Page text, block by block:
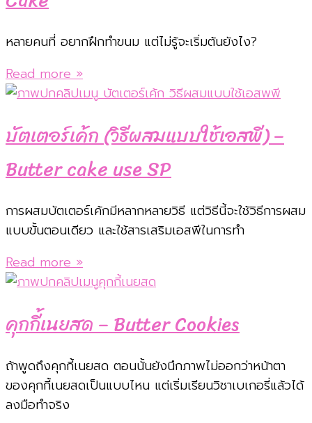
หลายคนที่ อยากฝึกทำขนม แต่ไม่รู้จะเริ่มต้นยังไง?
Read more »
บัตเตอร์เค้ก (วิธีผสมแบบใช้เอสพี) –
Butter cake use SP
การผสมบัตเตอร์เค้กมีหลากหลายวิธี แต่วิธีนี้จะใช้วิธีการผสม
แบบขั้นตอนเดียว และใช้สารเสริมเอสพีในการทำ
Read more »
คุกกี้เนยสด – Butter Cookies
ถ้าพูดถึงคุกกี้เนยสด ตอนนั้นยังนึกภาพไม่ออกว่าหน้าตา
ของคุกกี้เนยสดเป็นแบบไหน แต่เริ่มเรียนวิชาเบเกอรี่แล้วได้
ลงมือทำจริง